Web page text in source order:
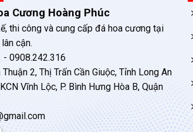
Cương Hoàng Phúc
thi công và cung cấp đá hoa cương tại
cận.
0908.242.316
2, Thị Trấn Cần Giuộc, Tỉnh Long An
Vĩnh Lộc, P. Bình Hưng Hòa B, Quận